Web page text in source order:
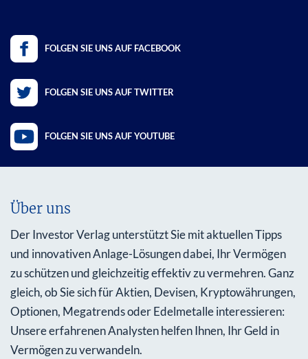
FOLGEN SIE UNS AUF FACEBOOK
FOLGEN SIE UNS AUF TWITTER
FOLGEN SIE UNS AUF YOUTUBE
Über uns
Der Investor Verlag unterstützt Sie mit aktuellen Tipps
und innovativen Anlage-Lösungen dabei, Ihr Vermögen
zu schützen und gleichzeitig effektiv zu vermehren. Ganz
gleich, ob Sie sich für Aktien, Devisen, Kryptowährungen,
Optionen, Megatrends oder Edelmetalle interessieren:
Unsere erfahrenen Analysten helfen Ihnen, Ihr Geld in
Vermögen zu verwandeln.